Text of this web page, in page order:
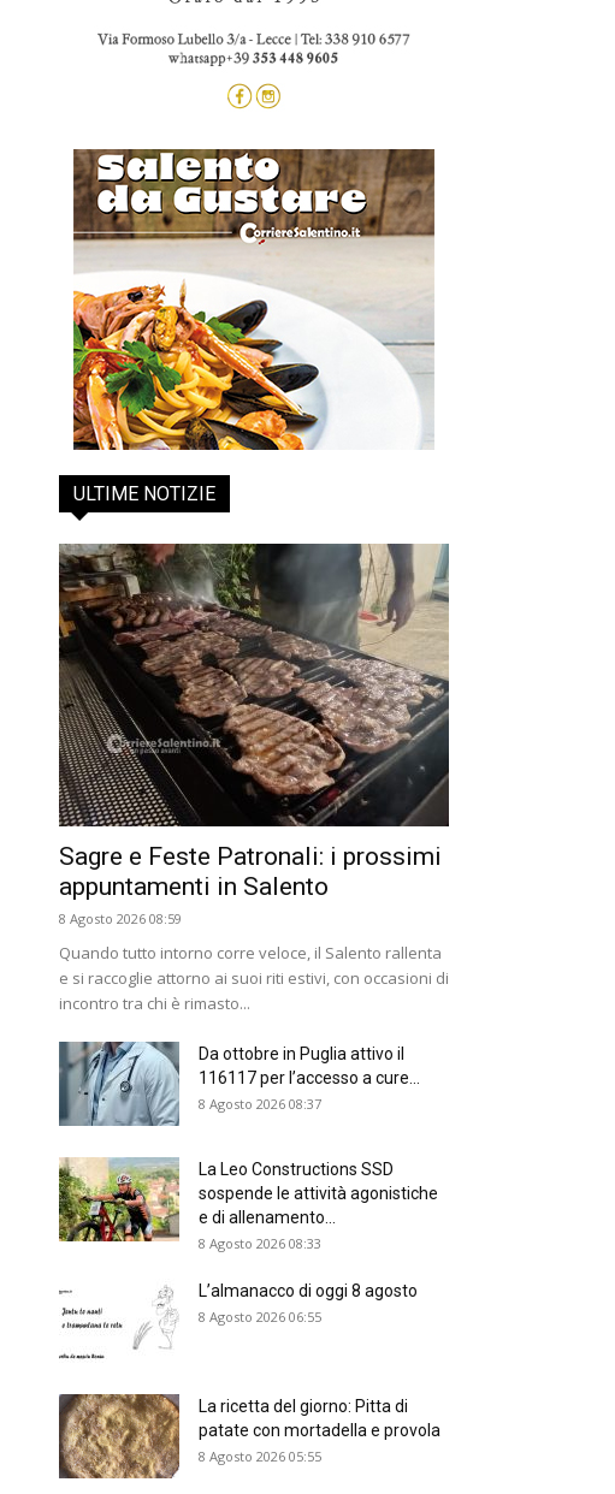
ULTIME NOTIZIE
Sagre e Feste Patronali: i prossimi
appuntamenti in Salento
8 Agosto 2026 08:59
Quando tutto intorno corre veloce, il Salento rallenta
e si raccoglie attorno ai suoi riti estivi, con occasioni di
incontro tra chi è rimasto...
Da ottobre in Puglia attivo il
116117 per l’accesso a cure...
8 Agosto 2026 08:37
La Leo Constructions SSD
sospende le attività agonistiche
e di allenamento...
8 Agosto 2026 08:33
L’almanacco di oggi 8 agosto
8 Agosto 2026 06:55
La ricetta del giorno: Pitta di
patate con mortadella e provola
8 Agosto 2026 05:55